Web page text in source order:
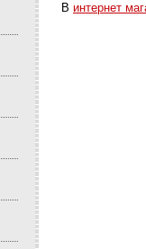
В интернет